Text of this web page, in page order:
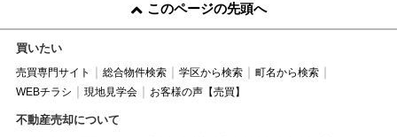
このページの先頭へ
買いたい
売買専門サイト 総合物件検索 学区から検索
町名から検索
WEBチラシ
現地見学会 お客様の声【売買】
不動産売却について